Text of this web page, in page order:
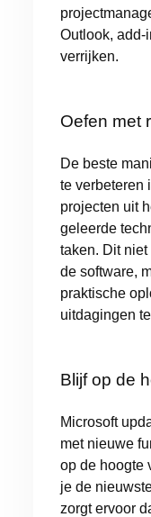
Outlook, add-
verrijken.
Oefen met
De beste
te verbeteren
projecten uit
geleerde
taken. Dit
de software,
praktische
uitdagingen
Blijf op de
Microsoft
met nieuwe
op de hoogte
je de
zorgt ervoor